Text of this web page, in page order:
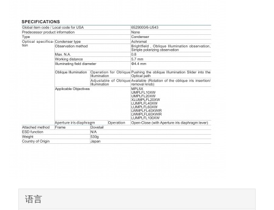
语言